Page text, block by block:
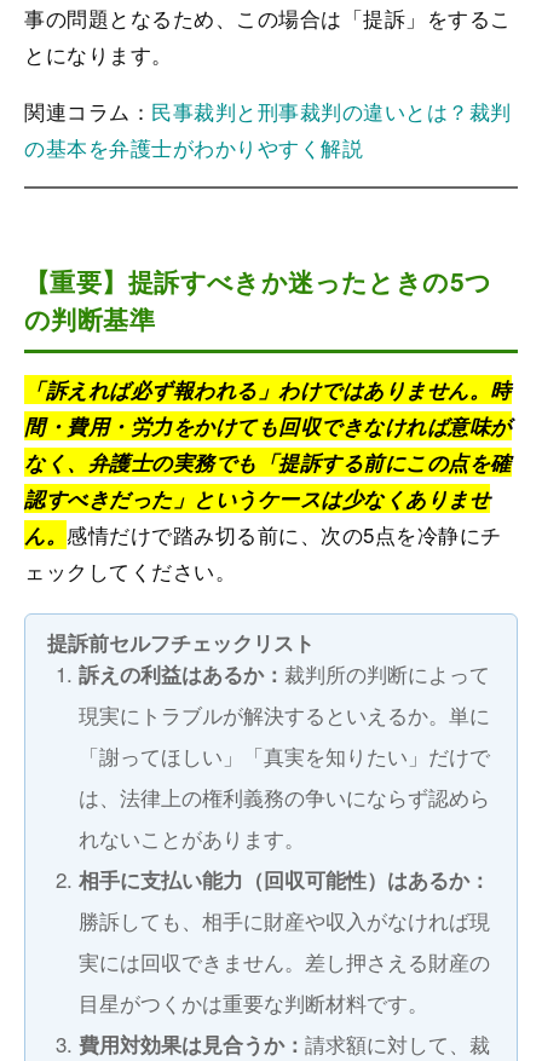
事の問題となるため、この場合は「提訴」をするこ
とになります。
関連コラム： 民事裁判と刑事裁判の違いとは？裁判
の基本を弁護士がわかりやすく解説
【重要】提訴すべきか迷ったときの5つ
の判断基準
「訴えれば必ず報われる」わけではありません。時
間・費用・労力をかけても回収できなければ意味が
なく、弁護士の実務でも「提訴する前にこの点を確
認すべきだった」というケースは少なくありませ
ん。感情だけで踏み切る前に、次の5点を冷静にチ
ェックしてください。
提訴前セルフチェックリスト
訴えの利益はあるか： 裁判所の判断によって
現実にトラブルが解決するといえるか。単に
「謝ってほしい」「真実を知りたい」だけで
は、法律上の権利義務の争いにならず認めら
れないことがあります。
相手に支払い能力（回収可能性）はあるか：
勝訴しても、相手に財産や収入がなければ現
実には回収できません。差し押さえる財産の
目星がつくかは重要な判断材料です。
費用対効果は見合うか： 請求額に対して、裁